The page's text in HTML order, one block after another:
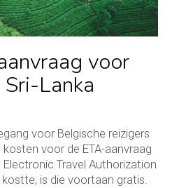
voor
Lanka
voor Belgische reizigers
voor de ETA-aanvraag
Travel Authorization
is die voortaan gratis.